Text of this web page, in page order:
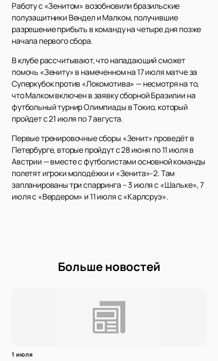
Работу с «Зенитом» возобновили бразильские
полузащитники Вендел и Малком, получившие
разрешение прибыть в команду на четыре дня позже
начала первого сбора.
В клубе рассчитывают, что нападающий сможет
помочь «Зениту» в намеченном на 17 июля матче за
Суперкубок против «Локомотива» — несмотря на то,
что Малком включен в заявку сборной Бразилии на
футбольный турнир Олимпиады в Токио, который
пройдет с 21 июля по 7 августа.
Первые тренировочные сборы «Зенит» проведёт в
Петербурге, вторые пройдут с 28 июня по 11 июля в
Австрии — вместе с футболистами основной команды
полетят игроки молодёжки и «Зенита»-2. Там
запланированы три спарринга – 3 июля с «Шальке», 7
июля с «Вердером» и 11 июля с «Карлсруэ».
Больше новостей
1 июля